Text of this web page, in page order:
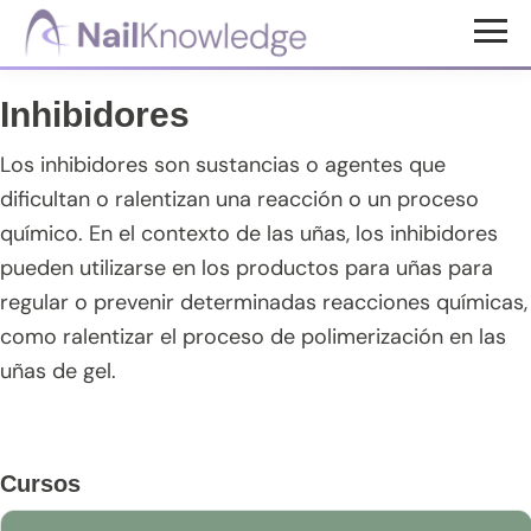
Saltar
principal
Saltar
barra
lateral
principal
Saltar
de
página
Conocimientos
de
uñas
Inhibidores
Los inhibidores son sustancias o agentes que
dificultan o ralentizan una reacción o un proceso
químico. En el contexto de las uñas, los inhibidores
pueden utilizarse en los productos para uñas para
regular o prevenir determinadas reacciones químicas,
como ralentizar el proceso de polimerización en las
uñas de gel.
Barra
Cursos